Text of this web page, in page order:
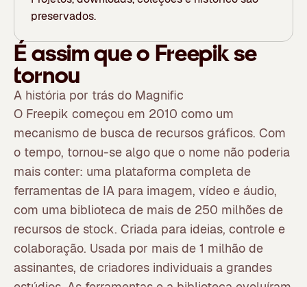
preservados.
É assim que o Freepik se
tornou
A história por trás do Magnific
O Freepik começou em 2010 como um
mecanismo de busca de recursos gráficos. Com
o tempo, tornou-se algo que o nome não poderia
mais conter: uma plataforma completa de
ferramentas de IA para imagem, vídeo e áudio,
com uma biblioteca de mais de 250 milhões de
recursos de stock. Criada para ideias, controle e
colaboração. Usada por mais de 1 milhão de
assinantes, de criadores individuais a grandes